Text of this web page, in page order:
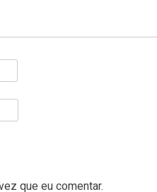
que eu comentar.